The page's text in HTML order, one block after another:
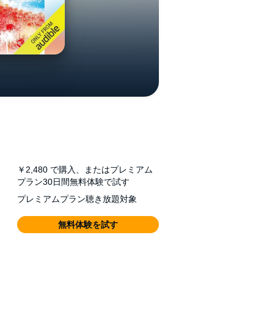
￥2,480 で購入、またはプレミアム
プラン30日間無料体験で試す
プレミアムプラン聴き放題対象
無料体験を試す